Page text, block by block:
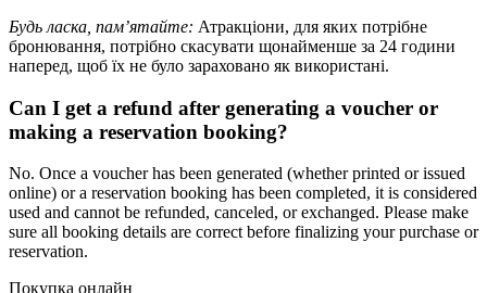
Будь ласка, пам’ятайте: Атракціони, для яких потрібне
бронювання, потрібно скасувати щонайменше за 24 години
наперед, щоб їх не було зараховано як використані.
Can I get a refund after generating a voucher or
making a reservation booking?
No. Once a voucher has been generated (whether printed or issued
online) or a reservation booking has been completed, it is considered
used and cannot be refunded, canceled, or exchanged. Please make
sure all booking details are correct before finalizing your purchase or
reservation.
Покупка онлайн